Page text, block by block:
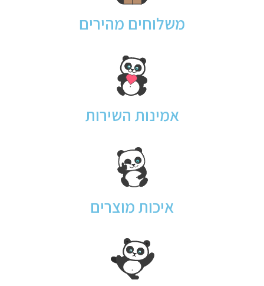
משלוחים מהירים
אמינות השירות
איכות מוצרים